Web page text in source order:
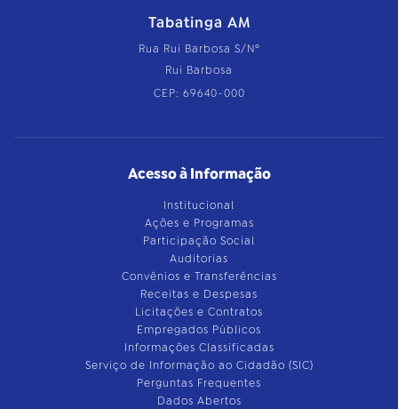
Tabatinga AM
Rua Rui Barbosa S/Nº
Rui Barbosa
CEP: 69640-000
Acesso à Informação
Institucional
Ações e Programas
Participação Social
Auditorias
Convênios e Transferências
Receitas e Despesas
Licitações e Contratos
Empregados Públicos
Informações Classificadas
Serviço de Informação ao Cidadão (SIC)
Perguntas Frequentes
Dados Abertos